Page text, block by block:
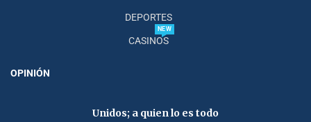
DEPORTES
CASINOS
NEW
OPINIÓN
Unidos; a quien lo es todo